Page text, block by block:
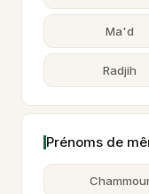
Ma'd
Radjih
Prénoms de